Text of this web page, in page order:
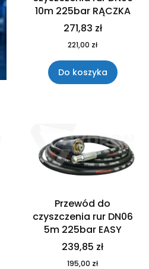
10m 225bar RĄCZKA
271,83 zł
221,00 zł
Do koszyka
Przewód do
czyszczenia rur DN06
5m 225bar EASY
239,85 zł
195,00 zł